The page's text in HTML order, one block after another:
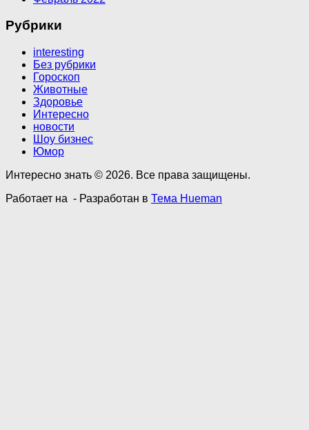
Рубрики
interesting
Без рубрики
Гороскоп
Животные
Здоровье
Интересно
новости
Шоу бизнес
Юмор
Интересно знать © 2026. Все права защищены.
Работает на - Разработан в Тема Hueman